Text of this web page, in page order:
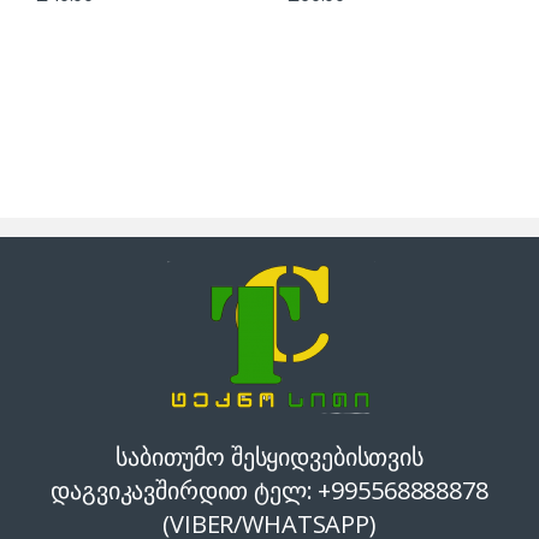
საბითუმო შესყიდვებისთვის
დაგვიკავშირდით ტელ: +995568888878
(VIBER/WHATSAPP)